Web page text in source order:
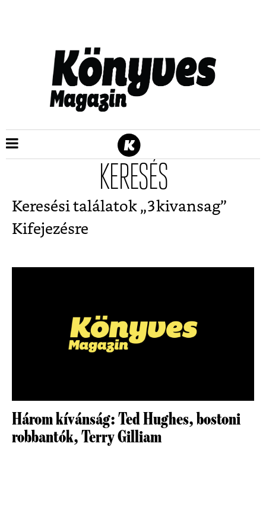
KERESÉS
Keresési találatok „3kivansag”
Kifejezésre
Három kívánság: Ted Hughes, bostoni
robbantók, Terry Gilliam